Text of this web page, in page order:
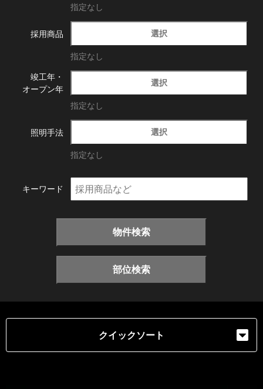
指定なし
採用商品 選択
指定なし
竣工年・
オープン年
選択
指定なし
照明手法 選択
指定なし
キーワード
物件検索
部位検索
クイックソート